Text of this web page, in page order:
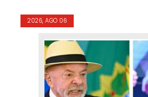
2026, AGO 06